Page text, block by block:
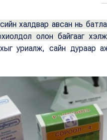
халдвар авсан нь
олон байгааг
уриалж, сайн дураар